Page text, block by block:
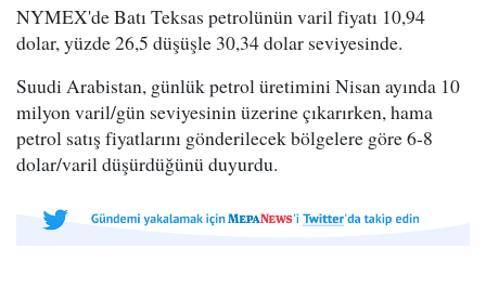
NYMEX'de Batı Teksas petrolünün varil fiyatı 10,94
dolar, yüzde 26,5 düşüşle 30,34 dolar seviyesinde.
Suudi Arabistan, günlük petrol üretimini Nisan ayında 10
milyon varil/gün seviyesinin üzerine çıkarırken, hama
petrol satış fiyatlarını gönderilecek bölgelere göre 6-8
dolar/varil düşürdüğünü duyurdu.